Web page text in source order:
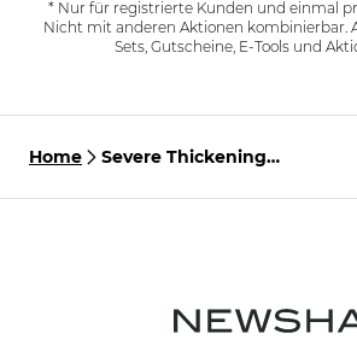
* Nur für registrierte Kunden und einmal
Nicht mit anderen Aktionen kombinierbar.
Sets, Gutscheine, E-Tools und
Home
Severe Thickening